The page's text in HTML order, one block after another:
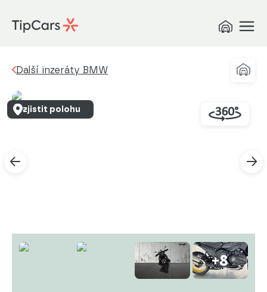
Další inzeráty BMW
+8
zjistit polohu